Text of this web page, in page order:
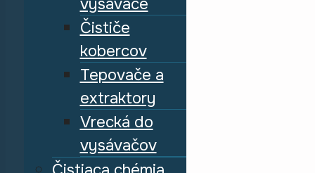
Čističe
kobercov
Tepovače a
extraktory
Vrecká do
vysávačov